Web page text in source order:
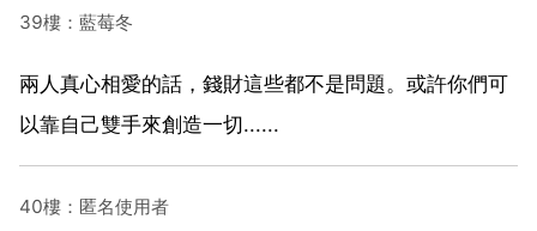
39樓：藍莓冬
兩人真心相愛的話，錢財這些都不是問題。或許你們可
以靠自己雙手來創造一切......
40樓：匿名使用者